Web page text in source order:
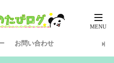
お問い合わせ